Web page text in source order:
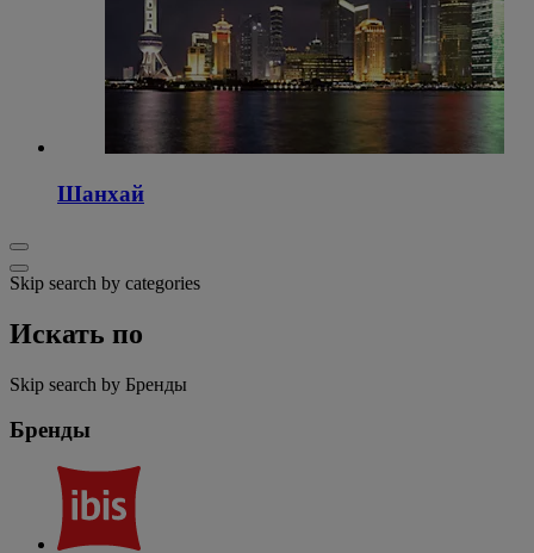
Шанхай
Skip search by categories
Искать по
Skip search by Бренды
Бренды